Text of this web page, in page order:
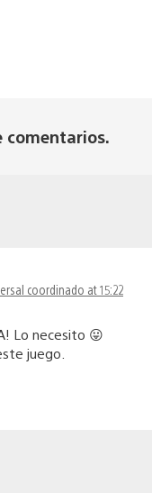
comentarios.
coordinado at 15:22
Lo necesito 😛
juego.